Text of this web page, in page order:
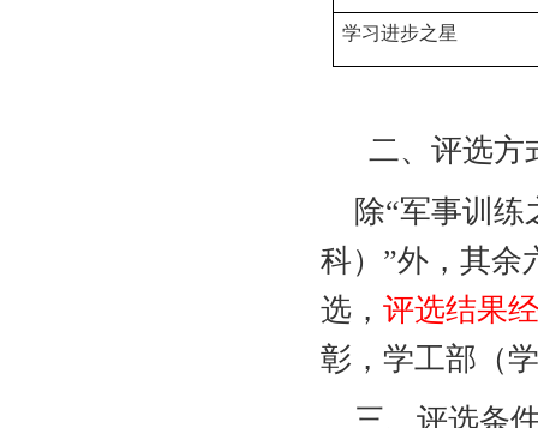
学习进步之星
二、评选方
除“军事训练
科）”外，其余
选， 评选结果
彰，学工部（
三、评选条